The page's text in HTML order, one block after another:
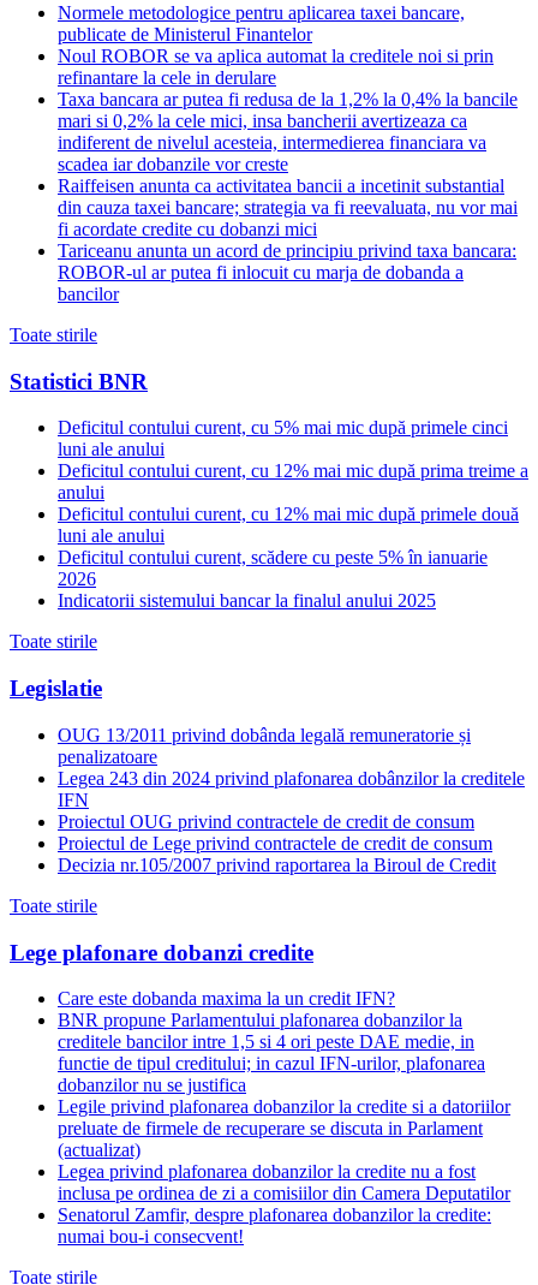
Normele metodologice pentru aplicarea taxei bancare,
publicate de Ministerul Finantelor
Noul ROBOR se va aplica automat la creditele noi si prin
refinantare la cele in derulare
Taxa bancara ar putea fi redusa de la 1,2% la 0,4% la bancile
mari si 0,2% la cele mici, insa bancherii avertizeaza ca
indiferent de nivelul acesteia, intermedierea financiara va
scadea iar dobanzile vor creste
Raiffeisen anunta ca activitatea bancii a incetinit substantial
din cauza taxei bancare; strategia va fi reevaluata, nu vor mai
fi acordate credite cu dobanzi mici
Tariceanu anunta un acord de principiu privind taxa bancara:
ROBOR-ul ar putea fi inlocuit cu marja de dobanda a
bancilor
Toate stirile
Statistici BNR
Deficitul contului curent, cu 5% mai mic după primele cinci
luni ale anului
Deficitul contului curent, cu 12% mai mic după prima treime a
anului
Deficitul contului curent, cu 12% mai mic după primele două
luni ale anului
Deficitul contului curent, scădere cu peste 5% în ianuarie
2026
Indicatorii sistemului bancar la finalul anului 2025
Toate stirile
Legislatie
OUG 13/2011 privind dobânda legală remuneratorie și
penalizatoare
Legea 243 din 2024 privind plafonarea dobânzilor la creditele
IFN
Proiectul OUG privind contractele de credit de consum
Proiectul de Lege privind contractele de credit de consum
Decizia nr.105/2007 privind raportarea la Biroul de Credit
Toate stirile
Lege plafonare dobanzi credite
Care este dobanda maxima la un credit IFN?
BNR propune Parlamentului plafonarea dobanzilor la
creditele bancilor intre 1,5 si 4 ori peste DAE medie, in
functie de tipul creditului; in cazul IFN-urilor, plafonarea
dobanzilor nu se justifica
Legile privind plafonarea dobanzilor la credite si a datoriilor
preluate de firmele de recuperare se discuta in Parlament
(actualizat)
Legea privind plafonarea dobanzilor la credite nu a fost
inclusa pe ordinea de zi a comisiilor din Camera Deputatilor
Senatorul Zamfir, despre plafonarea dobanzilor la credite:
numai bou-i consecvent!
Toate stirile